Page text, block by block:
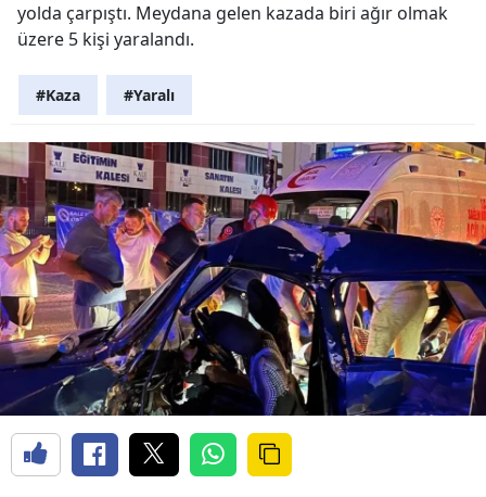
yolda çarpıştı. Meydana gelen kazada biri ağır olmak
üzere 5 kişi yaralandı.
#Kaza #Yaralı